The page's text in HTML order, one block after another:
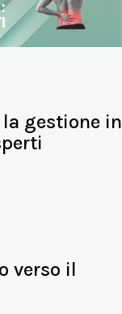
gestione in
verso il